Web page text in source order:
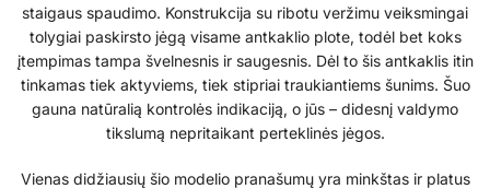
staigaus spaudimo. Konstrukcija su ribotu veržimu veiksmingai
tolygiai paskirsto jėgą visame antkaklio plote, todėl bet koks
įtempimas tampa švelnesnis ir saugesnis. Dėl to šis antkaklis itin
tinkamas tiek aktyviems, tiek stipriai traukiantiems šunims. Šuo
gauna natūralią kontrolės indikaciją, o jūs – didesnį valdymo
tikslumą nepritaikant perteklinės jėgos.
Vienas didžiausių šio modelio pranašumų yra minkštas ir platus